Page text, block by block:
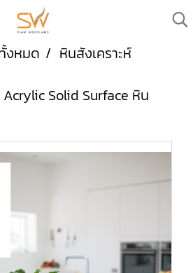
งหมด
หินสังเคราะห์
Solid Surface หิน